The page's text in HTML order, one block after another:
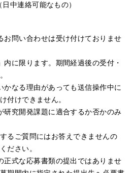
中連絡可能なもの）
お問い合わせは受け付けておりませ
に限ります。期間経過後の受付・
かなる理由があっても送信操作中に
付けできません。
研究開発課題に適合するか否かのみ
るご質問にはお答えできませんの
ださい。
正式な応募書類の提出ではありませ